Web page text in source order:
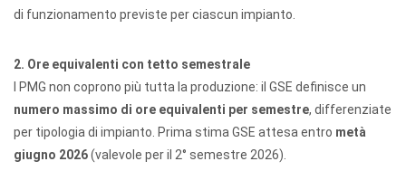
di funzionamento previste per ciascun impianto.
2. Ore equivalenti con tetto semestrale
I PMG non coprono più tutta la produzione: il GSE definisce un
numero massimo di ore equivalenti per semestre, differenziate
per tipologia di impianto. Prima stima GSE attesa entro metà
giugno 2026(valevole per il 2° semestre 2026).